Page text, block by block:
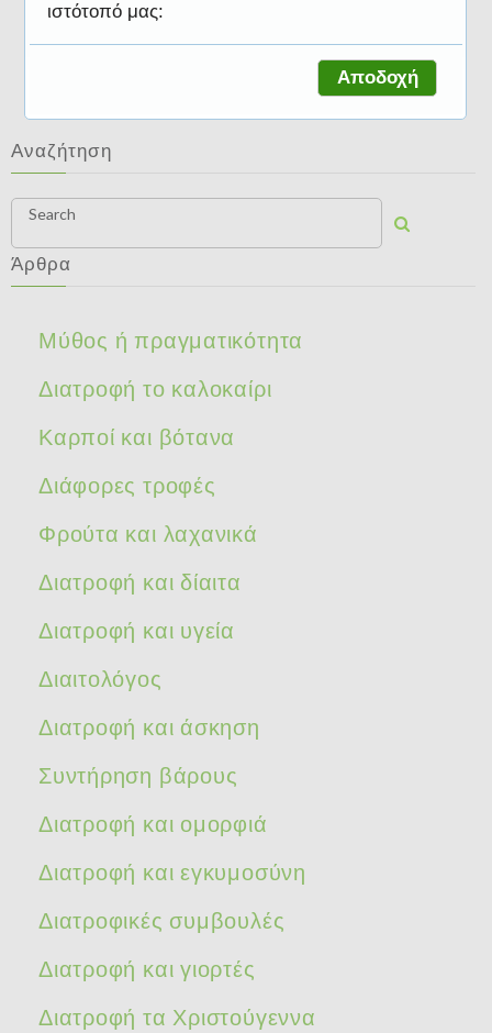
Διατροφή και γιορτές
Αναζήτηση
Search
Άρθρα
Μύθος ή πραγματικότητα
Διατροφή το καλοκαίρι
Καρποί και βότανα
Διάφορες τροφές
Φρούτα και λαχανικά
Διατροφή και δίαιτα
Διατροφή και υγεία
Διαιτολόγος
Διατροφή και άσκηση
Συντήρηση βάρους
Διατροφή και ομορφιά
Διατροφή και εγκυμοσύνη
Διατροφικές συμβουλές
Διατροφή και γιορτές
Διατροφή τα Χριστούγεννα
ιστότοπό μας:
Αποδοχή